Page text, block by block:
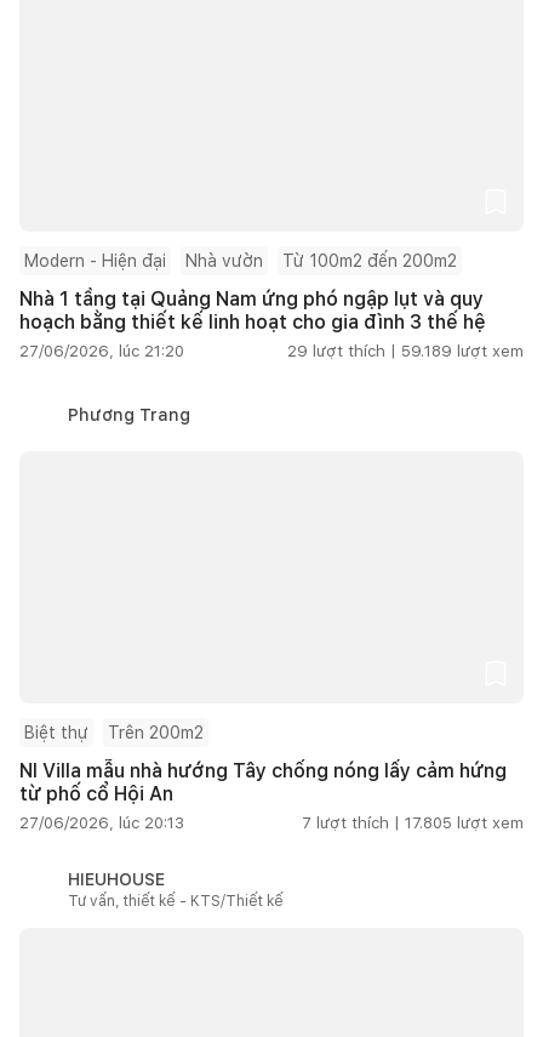
Modern - Hiện đại Nhà vườn Từ 100m2 đến 200m2
Nhà 1 tầng tại Quảng Nam ứng phó ngập lụt và quy
hoạch bằng thiết kế linh hoạt cho gia đình 3 thế hệ
27/06/2026, lúc 21:20 29 lượt thích | 59.189 lượt xem
Phương Trang
Biệt thự Trên 200m2
NI Villa mẫu nhà hướng Tây chống nóng lấy cảm hứng
từ phố cổ Hội An
27/06/2026, lúc 20:13 7 lượt thích | 17.805 lượt xem
HIEUHOUSE
Tư vấn, thiết kế - KTS/Thiết kế